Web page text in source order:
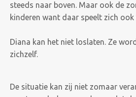
steeds naar boven. Maar ook de
kinderen want daar speelt zich ook
Diana kan het niet loslaten. Ze
zichzelf.
De situatie kan zij niet zomaar